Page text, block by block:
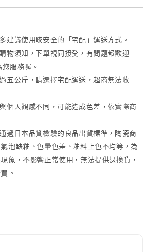
建議使用較安全的「宅配」運送方式。
物須知，下單視同接受，有問題都歡迎
服務喔。
五公斤，請選擇宅配運送，超商無法收
個人觀感不同，可能造成色差，依實際商
過日本品質檢驗的良品出貨標準，陶瓷商
泡缺釉、色暈色差、釉料上色不均等，為
象，不影響正常使用，無法提供退換貨，
。